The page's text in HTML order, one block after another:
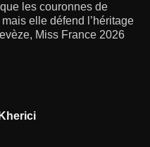
les couronnes de
elle défend l’héritage
Miss France 2026